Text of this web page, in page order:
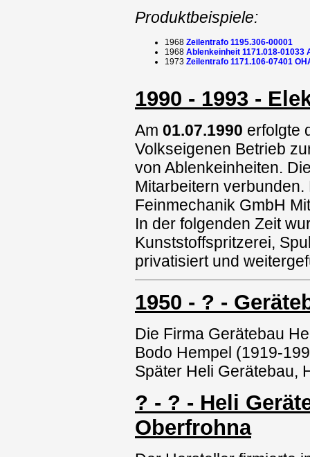
Produktbeispiele:
1968 Zeilentrafo 1195.306-00001
1968 Ablenkeinheit 1171.018-01033
1973 Zeilentrafo 1171.106-07401
1990 - 1993 -
Am 01.07.1990 erfolgte
Volkseigenen Betrieb
von Ablenkeinheiten.
Mitarbeitern
Feinmechanik GmbH
In der folgenden Zeit
Kunststoffspritzerei,
privatisiert und
1950 - ? -
Die Firma Gerätebau
Bodo Hempel (1919-
Später Heli Gerätebau,
? - ? - Heli
Oberfrohna